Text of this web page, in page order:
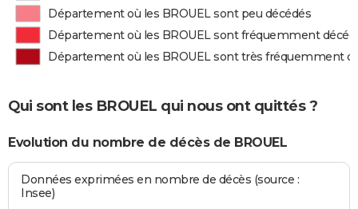
Département où les BROUEL sont peu décédés
Département où les BROUEL sont fréquemment
Département où les BROUEL sont très fréquemment
Qui sont les BROUEL qui nous ont quittés ?
Evolution du nombre de décès de BROUEL
Données exprimées en nombre de décès (source :
Insee)